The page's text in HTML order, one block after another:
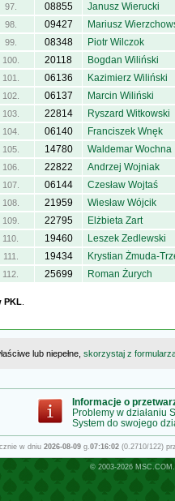
97. 08855 Janusz Wierucki
98. 09427 Mariusz
99. 08348 Piotr Wilczok
100. 20118 Bogdan Wiliński
101. 06136 Kazimierz Wiliński
102. 06137 Marcin Wiliński
103. 22814 Ryszard Witkowski
104. 06140 Franciszek Wnęk
105. 14780 Waldemar Wochna
106. 22822 Andrzej Wojniak
107. 06144 Czesław Wojtaś
108. 21959 Wiesław Wójcik
109. 22795 Elżbieta Zart
110. 19460 Leszek Zedlewski
111. 19434 Krystian Żmuda-
112. 25699 Roman Żurych
PKL
lub niepełne, skorzystaj z
Informacje o
Problemy w działaniu
System do swojego
w dniu 2026-08-09g.07:16:02(0.2710/122)
© 2003-2026